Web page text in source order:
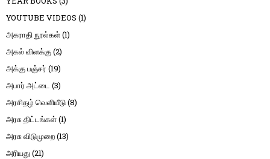
YOUTUBE VIDEOS (1)
அகராதி நூல்கள்(1)
அகல் விளக்கு(2)
அக்கு பஞ்சர் (19)
அபார் அட்டை (3)
அரசிதழ் வெளியீடு(8)
அரசு திட்டங்கள்(1)
அரசு விடுமுறை(13)
அரியது(21)